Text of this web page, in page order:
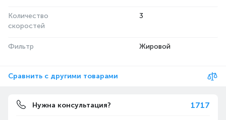
Количество
скоростей
3
Фильтр Жировой
Сравнить с другими товарами
Нужна консультация? 1717